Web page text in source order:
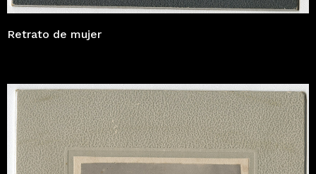
Retrato de mujer